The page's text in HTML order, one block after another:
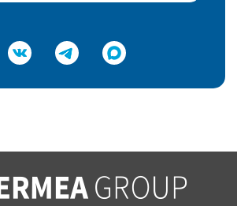
e-mail
с нашей политикой